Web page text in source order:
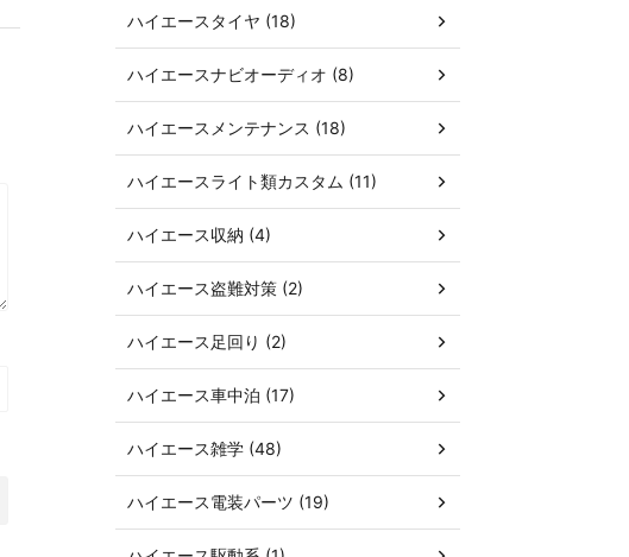
ハイエースタイヤ (18)
ハイエースナビオーディオ (8)
ハイエースメンテナンス (18)
ハイエースライト類カスタム (11)
ハイエース収納 (4)
ハイエース盗難対策 (2)
ハイエース足回り (2)
ハイエース車中泊 (17)
ハイエース雑学 (48)
ハイエース電装パーツ (19)